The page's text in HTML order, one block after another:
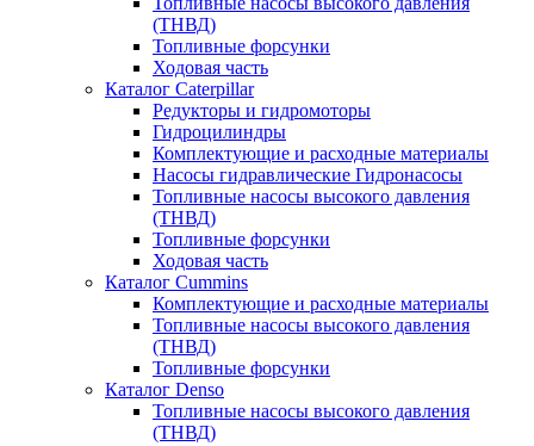
(ТНВД)
Топливные форсунки
Ходовая часть
Каталог Caterpillar
Редукторы и гидромоторы
Гидроцилиндры
Комплектующие и расходные материалы
Насосы гидравлические Гидронасосы
Топливные насосы высокого давления
(ТНВД)
Топливные форсунки
Ходовая часть
Каталог Cummins
Комплектующие и расходные материалы
Топливные насосы высокого давления
(ТНВД)
Топливные форсунки
Каталог Denso
Топливные насосы высокого давления
(ТНВД)